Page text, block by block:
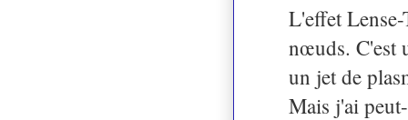
L'effet
nœuds. C'est
un jet de
Mais j'ai